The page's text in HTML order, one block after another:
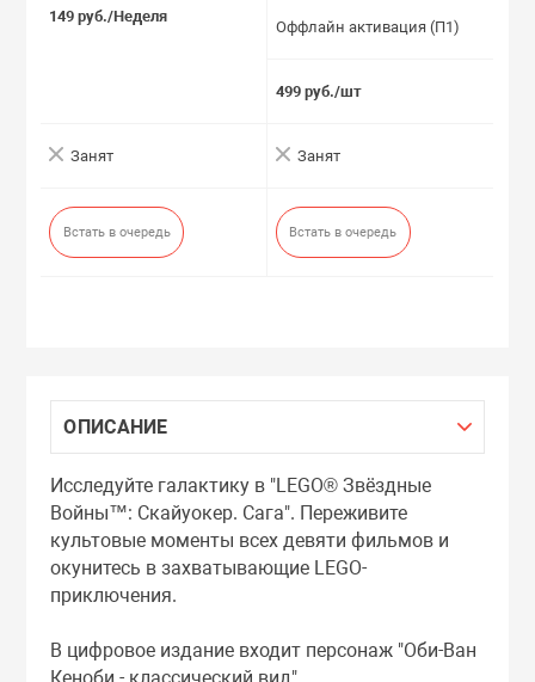
149 руб./Неделя
Занят
Встать в очередь
Оффлайн активация (П1)
499 руб./шт
Занят
Встать в очередь
ОПИСАНИЕ
Исследуйте галактику в "LEGO® Звёздные
Войны™: Скайуокер. Сага". Переживите
культовые моменты всех девяти фильмов и
окунитесь в захватывающие LEGO-
приключения.
В цифровое издание входит персонаж "Оби-Ван